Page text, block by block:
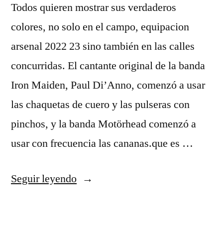
Todos quieren mostrar sus verdaderos
colores, no solo en el campo, equipacion
arsenal 2022 23 sino también en las calles
concurridas. El cantante original de la banda
Iron Maiden, Paul Di’Anno, comenzó a usar
las chaquetas de cuero y las pulseras con
pinchos, y la banda Motörhead comenzó a
usar con frecuencia las cananas.que es …
Seguir leyendo«paginas